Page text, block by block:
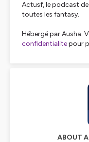
Actusf, le podcast
toutes les fantasy.
Hébergé par Ausha.
confidentialitepour
ABOUT